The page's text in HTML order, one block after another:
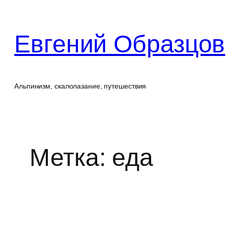
содержимому
Евгений Образцов
Альпинизм, скалолазание, путешествия
Метка: еда